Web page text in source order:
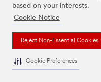
based on your interests.
Cookie Notice
Reject Non-Essential Cookies
Cookie Preferences